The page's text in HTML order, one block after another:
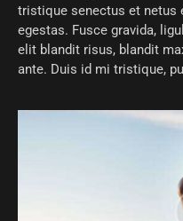
tristique senectus et netus
egestas. Fusce gravida,
elit blandit risus, blandit
ante. Duis id mi tristique,